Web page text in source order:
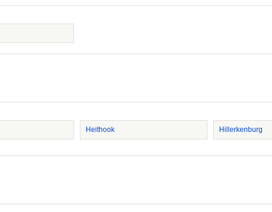
Heithook Hillerkenburg